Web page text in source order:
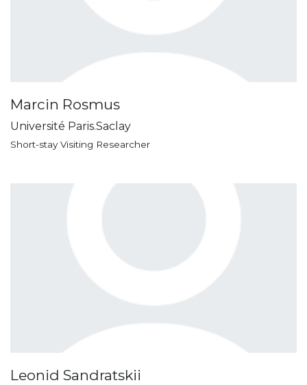
Marcin Rosmus
Université Paris.Saclay
Short-stay Visiting Researcher
Leonid Sandratskii